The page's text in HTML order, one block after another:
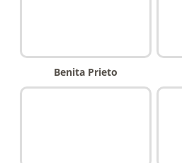
Benita Prieto